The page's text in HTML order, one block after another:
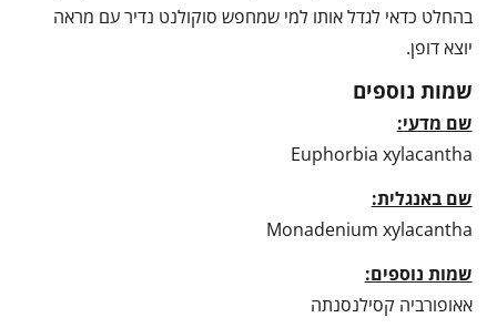
בהחלט כדאי לגדל אותו למי שמחפש סוקולנט נדיר עם מראה
יוצא דופן.
שמות נוספים
שם מדעי:
Euphorbia xylacantha
שם באנגלית:
Monadenium xylacantha
שמות נוספים:
אאופורביה קסילנסנתה